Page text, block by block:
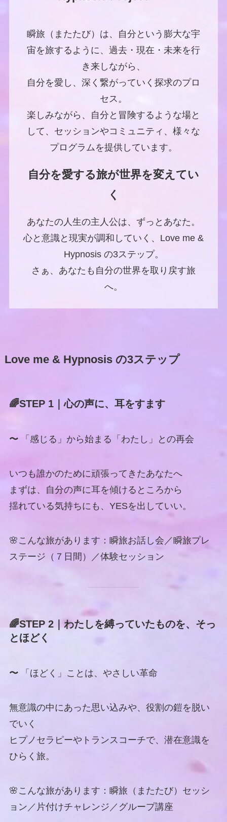
瞬旅（またたび）は、自分という膨大な宇
宙を旅するように、過去・現在・未来を行
き来しながら、
自分を愛し、深く繋がっていく探求のプロ
セス。
楽しみながら、自分と冒険するような場と
して、セッションやコミュニティ、様々な
プログラムを提供しています。
自分を愛する旅が世界を変えてい
く
あなたの人生の主人公は、ずっとあなた。
心と意識と現実が調和していく、Love me &
Hypnosis の3ステップ。
さぁ、あなたも自分の世界を取り戻す旅
へ。
Love me & Hypnosis の3ステップ
🌈STEP 1｜心の声に、耳をすます
〜 「感じる」から始まる「わたし」との再会
いつも誰かのために頑張ってきたあなたへ
まずは、自分の声に耳を傾けるところから
揺れている気持ちにも、YESを出していい。
🌸こんな旅があります：瞬旅お話し会／瞬旅プレ
ステージ（７日間）／体験セッション
🌈STEP 2｜わたしを縛っていたものを、そっ
とほどく
〜 「ほどく」ことは、やさしい革命
無意識の中にあった思い込みや、役割の鎧を脱い
でいく
ヒプノセラピーやトランスコーチで、潜在意識を
ひらく旅。
🌸こんな旅があります：瞬旅（またたび）セッシ
ョン／片付けチャレンジ／グループ講座